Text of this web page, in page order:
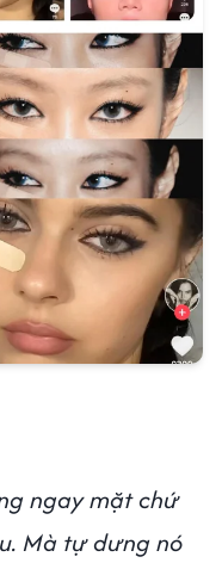
ngay mặt chứ
Mà tự dưng nó